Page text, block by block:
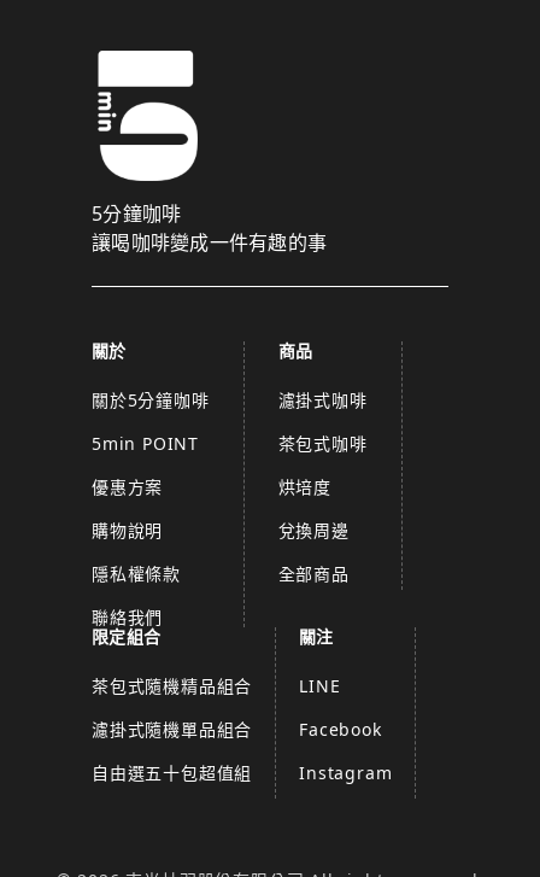
5分鐘咖啡
讓喝咖啡變成一件有趣的事
關於
關於5分鐘咖啡
5min POINT
優惠方案
購物說明
隱私權條款
聯絡我們
商品
濾掛式咖啡
茶包式咖啡
烘培度
兌換周邊
全部商品
限定組合
茶包式隨機精品組合
濾掛式隨機單品組合
自由選五十包超值組
關注
LINE
Facebook
Instagram